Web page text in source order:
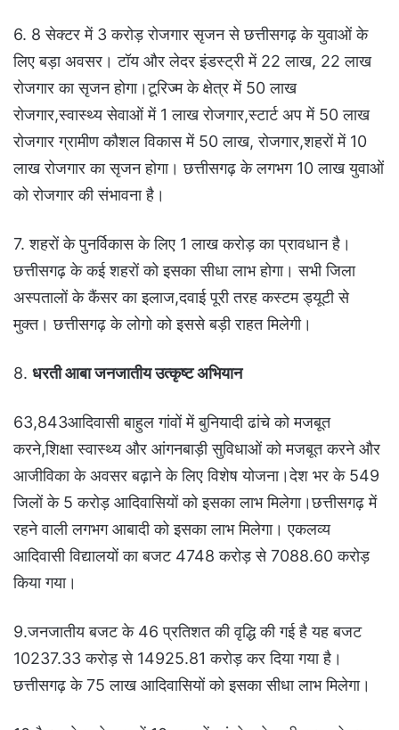
6. 8 सेक्टर में 3 करोड़ रोजगार सृजन से छत्तीसगढ़ के युवाओं के
लिए बड़ा अवसर। टॉय और लेदर इंडस्ट्री में 22 लाख, 22 लाख
रोजगार का सृजन होगा।टूरिज्म के क्षेत्र में 50 लाख
रोजगार,स्वास्थ्य सेवाओं में 1 लाख रोजगार,स्टार्ट अप में 50 लाख
रोजगार ग्रामीण कौशल विकास में 50 लाख, रोजगार,शहरों में 10
लाख रोजगार का सृजन होगा। छत्तीसगढ़ के लगभग 10 लाख युवाओं
को रोजगार की संभावना है।
7. शहरों के पुनर्विकास के लिए 1 लाख करोड़ का प्रावधान है।
छत्तीसगढ़ के कई शहरों को इसका सीधा लाभ होगा। सभी जिला
अस्पतालों के कैंसर का इलाज,दवाई पूरी तरह कस्टम ड्यूटी से
मुक्त। छत्तीसगढ़ के लोगो को इससे बड़ी राहत मिलेगी।
8. धरती आबा जनजातीय उत्कृष्ट अभियान
63,843आदिवासी बाहुल गांवों में बुनियादी ढांचे को मजबूत
करने,शिक्षा स्वास्थ्य और आंगनबाड़ी सुविधाओं को मजबूत करने और
आजीविका के अवसर बढ़ाने के लिए विशेष योजना।देश भर के 549
जिलों के 5 करोड़ आदिवासियों को इसका लाभ मिलेगा।छत्तीसगढ़ में
रहने वाली लगभग आबादी को इसका लाभ मिलेगा। एकलव्य
आदिवासी विद्यालयों का बजट 4748 करोड़ से 7088.60 करोड़
किया गया।
9.जनजातीय बजट के 46 प्रतिशत की वृद्धि की गई है यह बजट
10237.33 करोड़ से 14925.81 करोड़ कर दिया गया है।
छत्तीसगढ़ के 75 लाख आदिवासियों को इसका सीधा लाभ मिलेगा।